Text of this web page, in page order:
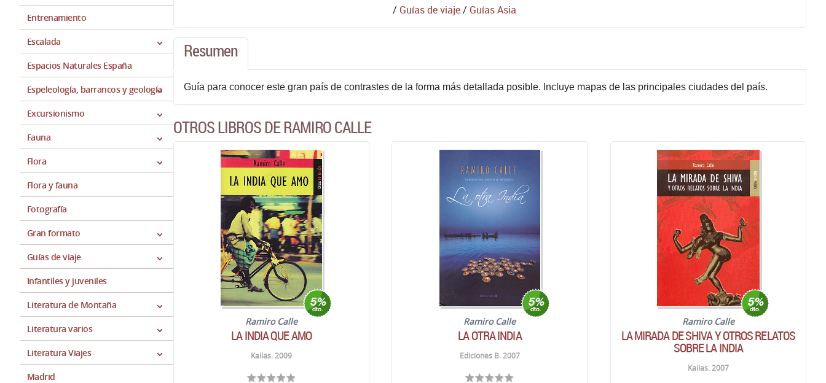
Entrenamiento
Escalada
Espacios Naturales España
Espeleología, barrancos y geología
Excursionismo
Fauna
Flora
Flora y fauna
Fotografía
Gran formato
Guías de viaje
Infantiles y juveniles
Literatura de Montaña
Literatura varios
Literatura Viajes
Madrid
/ Guías de viaje/ Guías Asia
Resumen
Guía para conocer este gran país de contrastes de la forma más detallada posible. Incluye mapas de las principales ciudades del país.
OTROS LIBROS DE RAMIRO CALLE
Ramiro Calle
LA INDIA QUE AMO
Kailas. 2009
Ramiro Calle
LA OTRA INDIA
Ediciones B. 2007
Ramiro Calle
LA MIRADA DE SHIVA Y OTROS RELATOS
SOBRE LA INDIA
Kailas. 2007